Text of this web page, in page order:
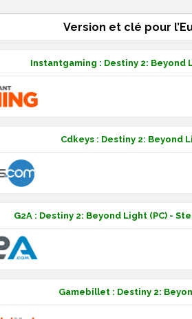
Version et clé pour
Instantgaming : Destiny 2: Beyond
Cdkeys : Destiny 2: Beyond
G2A : Destiny 2: Beyond Light (PC) -
Gamebillet : Destiny 2: